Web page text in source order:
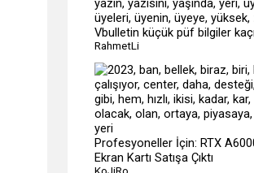
Vbulletin küçük püf bilgiler
RahmetLi
Profesyoneller İçin: RTX
Ekran Kartı Satışa Çıktı